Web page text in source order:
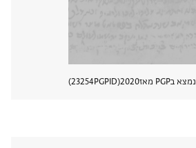
נמצא בPGP מאז 2020
PGPID
23254